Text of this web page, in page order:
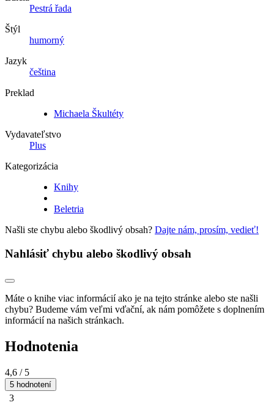
Pestrá řada
Štýl
humorný
Jazyk
čeština
Preklad
Michaela Škultéty
Vydavateľstvo
Plus
Kategorizácia
Knihy
Beletria
Našli ste chybu alebo škodlivý obsah? Dajte nám, prosím, vedieť!
Nahlásiť chybu alebo škodlivý obsah
Máte o knihe viac informácií ako je na tejto stránke alebo ste našli
chybu? Budeme vám veľmi vďační, ak nám pomôžete s doplnením
informácií na našich stránkach.
Hodnotenia
4,6 / 5
5 hodnotení
3